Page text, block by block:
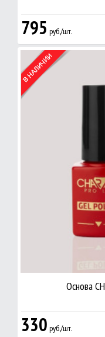
795 руб./шт.
Основа
330 руб./шт.